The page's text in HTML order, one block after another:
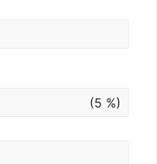
(5 %)